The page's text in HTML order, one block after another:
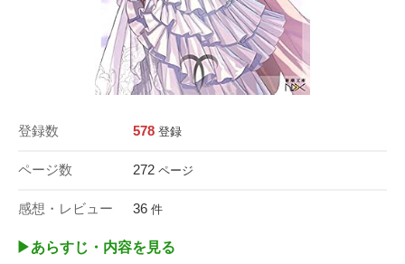
登録数 578 登録
ページ数 272 ページ
感想・レビュー 36 件
▶︎あらすじ・内容を見る